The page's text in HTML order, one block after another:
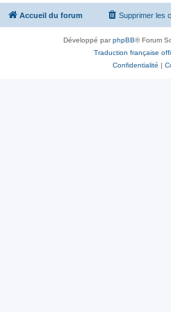
Accueil du forum Supprimer les
Développé parphpBB® Forum
Traduction française
Confidentialité |